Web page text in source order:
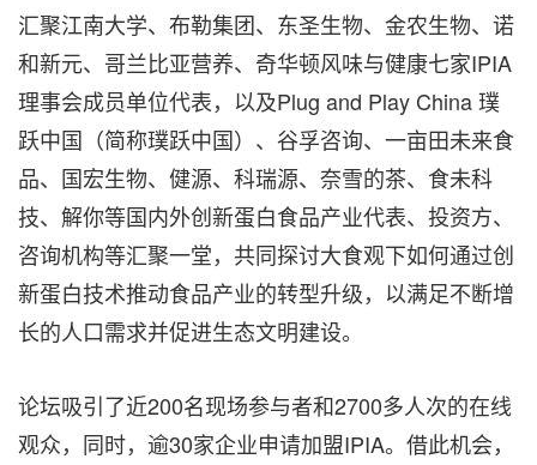
汇聚江南大学、布勒集团、东圣生物、金农生物、诺
和新元、哥兰比亚营养、奇华顿风味与健康七家IPIA
理事会成员单位代表，以及Plug and Play China 璞
跃中国（简称璞跃中国）、谷孚咨询、一亩田未来食
品、国宏生物、健源、科瑞源、奈雪的茶、食未科
技、解你等国内外创新蛋白食品产业代表、投资方、
咨询机构等汇聚一堂，共同探讨大食观下如何通过创
新蛋白技术推动食品产业的转型升级，以满足不断增
长的人口需求并促进生态文明建设。
论坛吸引了近200名现场参与者和2700多人次的在线
观众，同时，逾30家企业申请加盟IPIA。借此机会，